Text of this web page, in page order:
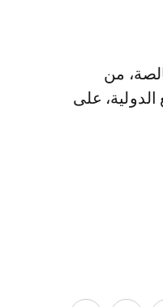
من
على